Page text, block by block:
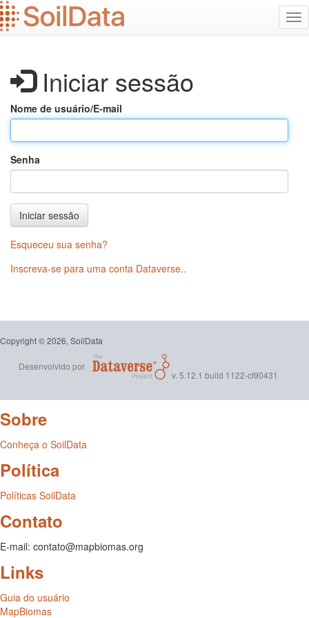
Ir
para
o
Iniciar sessão
Nome de usuário/E-mail
Senha
Iniciar sessão
Esqueceu sua senha?
Inscreva-se para uma conta Dataverse..
Copyright © 2026, SoilData
Desenvolvido por
v. 5.12.1 build 1122-cf90431
Sobre
Conheça o SoilData
Política
Políticas SoilData
Contato
E-mail: contato@mapbiomas.org
Links
Guia do usuário
MapBiomas